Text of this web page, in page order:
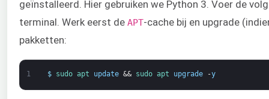
geïnstalleerd. Hier gebruiken we Python 3. Voer de
terminal. Werk eerst de APT-cache bij en upgrade
pakketten:
1 $ sudo apt update && sudo apt upgrade -y